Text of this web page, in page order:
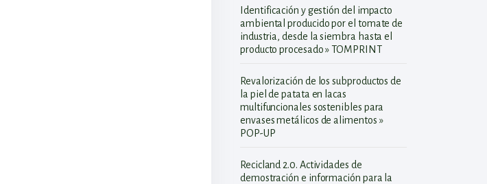
Identificación y gestión del impacto
ambiental producido por el tomate de
industria, desde la siembra hasta el
producto procesado » TOMPRINT
Revalorización de los subproductos de
la piel de patata en lacas
multifuncionales sostenibles para
envases metálicos de alimentos »
POP-UP
Recicland 2.0. Actividades de
demostración e información para la